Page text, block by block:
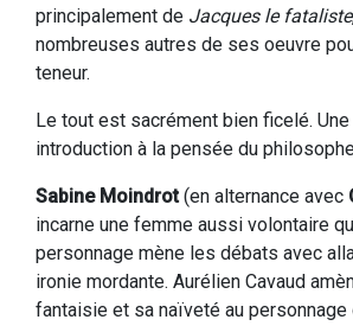
principalement de Jacques le fataliste
nombreuses autres de ses oeuvre
teneur.
Le tout est sacrément bien ficelé.
introduction à la pensée du
Sabine Moindrot(en alternance avec
incarne une femme aussi volontaire
personnage mène les débats avec
ironie mordante. Aurélien Cavaud
fantaisie et sa naïveté au personnage